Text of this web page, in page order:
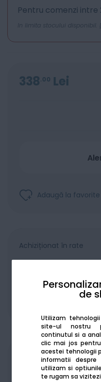
de
Utilizam
site-ul nostru
continutul si a
clic mai jos
acestei tehnologii
informatii
utilizam si
te rugam sa vizitezi
Pentru comenzi intre
In limita stocului disponibil.
338 00 Lei
Adaugă la favorite
Achiziționat în rate
Produsele sunt
achizitii publice